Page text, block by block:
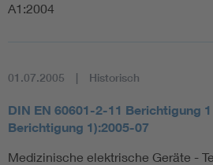
A1:2004
01.07.2005 Historisch
DIN EN 60601-2-11 Berichtigung
Berichtigung 1):2005-07
Medizinische elektrische Geräte -